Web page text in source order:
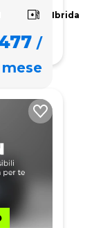
Ibrida
/
mese